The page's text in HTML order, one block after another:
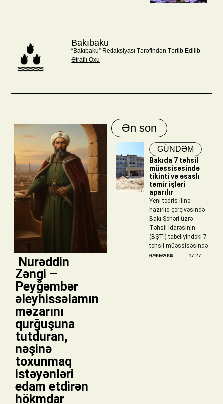
Bakıbaku
“Bakıbaku” Redaksiyası Tərəfindən Tərtib Edilib
Ətraflı Oxu
​ Nurəddin
Zəngi –
Peyğəmbər
əleyhissəlamın
məzarını
qurğuşuna
tutduran,
nəşinə
toxunmaq
istəyənləri
edam etdirən
hökmdar
Ən son
GÜNDƏM
Bakıda 7 təhsil
müəssisəsində
tikinti və əsaslı
təmir işləri
aparılır
Yeni tədris ilinə
hazırlıq çərçivəsində
Bakı Şəhəri üzrə
Təhsil İdarəsinin
(BŞTİ) tabeliyindəki 7
təhsil müəssisəsində
BAKIBAKU
07/08/2026 17:27